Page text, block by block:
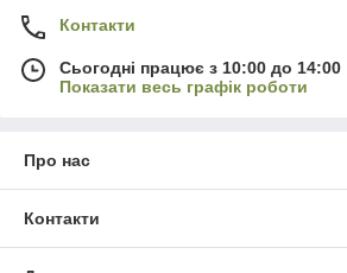
Контакти
Сьогодні працює з 10:00 до 14:00
Показати весь графік роботи
Про нас
Контакти